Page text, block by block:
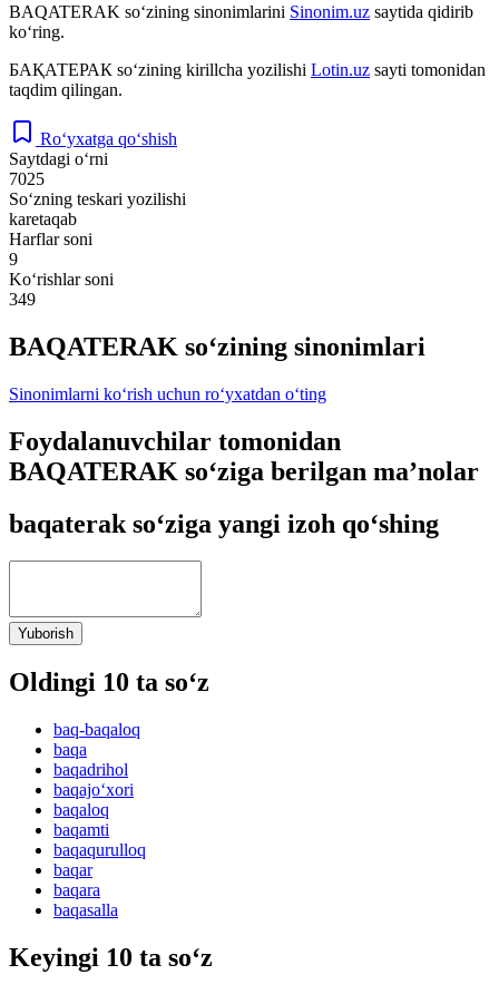
BAQATERAK so‘zining sinonimlarini Sinonim.uz saytida qidirib
ko‘ring.
БАҚАТЕРАК so‘zining kirillcha yozilishi Lotin.uz sayti tomonidan
taqdim qilingan.
Ro‘yxatga qo‘shish
Saytdagi o‘rni
7025
So‘zning teskari yozilishi
karetaqab
Harflar soni
9
Ko‘rishlar soni
349
BAQATERAK so‘zining sinonimlari
Sinonimlarni ko‘rish uchun ro‘yxatdan o‘ting
Foydalanuvchilar tomonidan
BAQATERAK so‘ziga berilgan ma’nolar
baqaterak so‘ziga yangi izoh qo‘shing
Yuborish
Oldingi 10 ta so‘z
baq-baqaloq
baqa
baqadrihol
baqajo‘xori
baqaloq
baqamti
baqaqurulloq
baqar
baqara
baqasalla
Keyingi 10 ta so‘z